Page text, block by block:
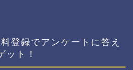
登録でアンケートに答え
ット！